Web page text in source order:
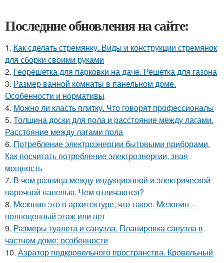
Последние обновления на сайте:
1. Как сделать стремянку. Виды и конструкции стремянок
для сборки своими руками
2. Георешетка для парковки на даче. Решетка для газона
3. Размер ванной комнаты в панельном доме.
Особенности и нормативы
4. Можно ли класть плитку. Что говорят профессионалы
5. Толщина доски для пола и расстояние между лагами.
Расстояние между лагами пола
6. Потребление электроэнергии бытовыми приборами.
Как посчитать потребление электроэнергии, зная
мощность
7. В чем разница между индукционной и электрической
варочной панелью. Чем отличаются?
8. Мезонин это в архитектуре, что такое. Мезонин –
полноценный этаж или нет
9. Размеры туалета и санузла. Планировка санузла в
частном доме: особенности
10. Аэратор подкровельного пространства. Кровельный